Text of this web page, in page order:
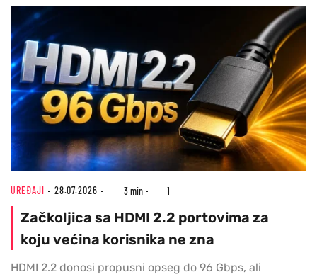
UREĐAJI 28.07.2026 3 min 1
Začkoljica sa HDMI 2.2 portovima za
koju većina korisnika ne zna
HDMI 2.2 donosi propusni opseg do 96 Gbps, ali